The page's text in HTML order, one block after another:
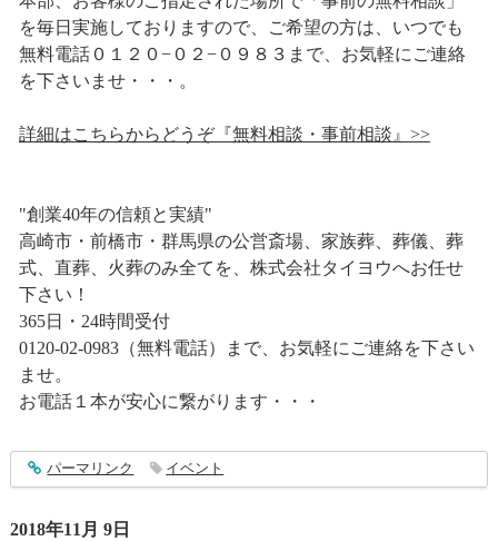
を毎日実施しておりますので、ご希望の方は、いつでも
無料電話０１２０−０２−０９８３まで、お気軽にご連絡
を下さいませ・・・。
詳細はこちらからどうぞ『無料相談・事前相談』>>
"創業40年の信頼と実績"
高崎市・前橋市・群馬県の公営斎場、家族葬、葬儀、葬
式、直葬、火葬のみ全てを、株式会社タイヨウへお任せ
下さい！
365日・24時間受付
0120-02-0983（無料電話）まで、お気軽にご連絡を下さい
ませ。
お電話１本が安心に繋がります・・・
entry1670
パーマリンク イベント
2018年11月 9日